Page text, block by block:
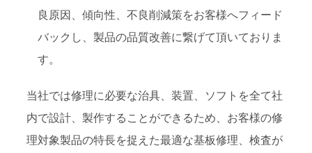
良原因、傾向性、不良削減策をお客様へフィード
バックし、製品の品質改善に繋げて頂いておりま
す。
当社では修理に必要な治具、装置、ソフトを全て社
内で設計、製作することができるため、お客様の修
理対象製品の特長を捉えた最適な基板修理、検査が